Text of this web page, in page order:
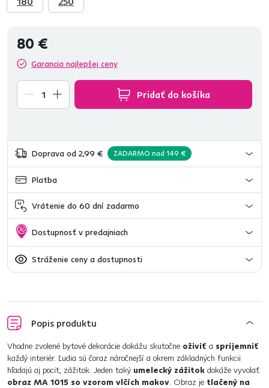
80 €
Garancia najlepšej ceny
Pridať do košíka
Doprava od 2,99 € ZADARMO nad 149 €
Platba
Vrátenie do 60 dní zadarmo
Dostupnosť v predajniach
Stráženie ceny a dostupnosti
Popis produktu
Vhodne zvolené bytové dekorácie dokážu skutočne oživiť a spríjemniť
každý interiér. Ľudia sú čoraz náročnejší a okrem základných funkcii
hľadajú aj pocit, zážitok. Jeden taký umelecký zážitok dokáže vyvolať
obraz MA 1015 so vzorom vlčích makov. Obraz je tlačený na